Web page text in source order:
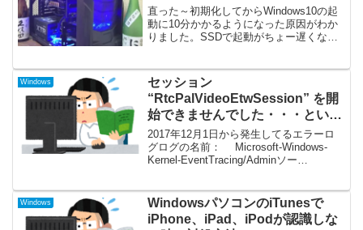
直った～初期化してからWindows10の起
動に10分かかるようになった原因がわか
りました。SSDで起動がちょー遅くなる
のインストール先を指定するところでド
ライブを見...
Windows
セッション
“RtcPalVideoEtwSession” を開
始できませんでした・・・という
エラーログ
2017年12月1日から発生してるエラーロ
グログの名前： Microsoft-Windows-
Kernel-EventTracing/Adminソー
Windows
WindowsパソコンのiTunesで
iPhone、iPad、iPodが認識しな